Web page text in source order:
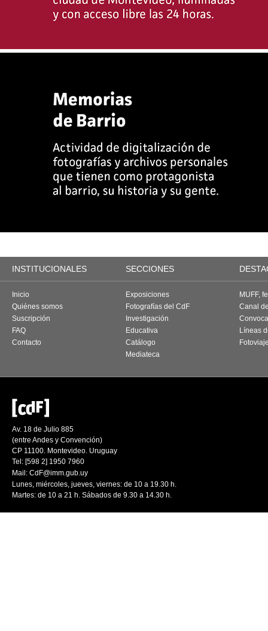
INSTITUCIONALES SECCIONES
Inicio
Quiénes somos
Suscripción
FAQ
Contacto
Exposiciones
Fotografías del CdF
Investigación
Educativa
Catálogo
Mediateca
MUFF,
Canal
Líneas
Av. 18 de Julio 885
(entre Andes y Convención)
CP 11100. Montevideo. Uruguay
Tel: [598 2] 1950 7960
Mail: CdF@imm.gub.uy
Lunes, miércoles, jueves, viernes: de 10 a 19.30 h.
Martes: de 10 a 21 h. Sábados de 9.30 a 14.30 h.